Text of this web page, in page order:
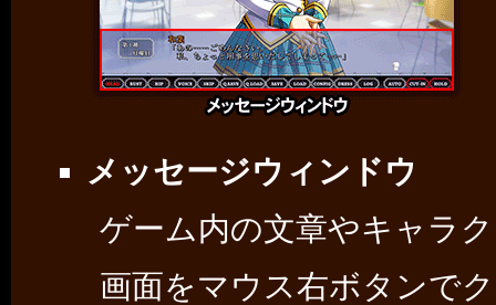
メッセージウィンドウ
ゲーム内の文章やキャラ
画面をマウス右ボタンで